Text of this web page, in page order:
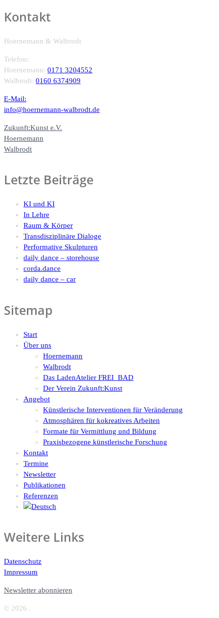
Kontakt
Hoernemann & Walbrodt
Telefon:
Hoernemann: 0171 3204552
Walbrodt: 0160 6374909
E-Mail:
info@hoernemann-walbrodt.de
Zukunft:Kunst e.V.
Hoernemann
Walbrodt
Letzte Beiträge
KI und KI
In Lehre
Raum & Körper
Transdisziplinäre Dialoge
Performative Skulpturen
daily dance – storehouse
corda.dance
daily dance – car
Sitemap
Start
Über uns
Hoernemann
Walbrodt
Das LadenAtelier FREI_BAD
Der Verein Zukunft:Kunst
Angebot
Künstlerische Interventionen für Veränderung
Atmosphären für kokreatives Arbeiten
Formate für Vermittlung und Bildung
Praxisbezogene künstlerische Forschung
Kontakt
Termine
Newsletter
Publikationen
Referenzen
Weitere Links
Datenschutz
Impressum
Newsletter abonnieren
© 2026 .